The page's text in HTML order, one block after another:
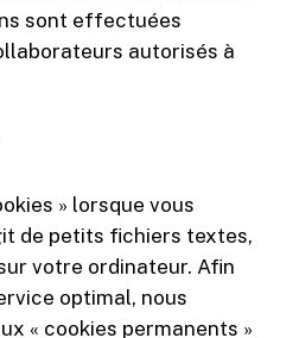
sont effectuées
autorisés à
» lorsque vous
de petits fichiers textes,
votre ordinateur. Afin
optimal, nous
« cookies permanents »